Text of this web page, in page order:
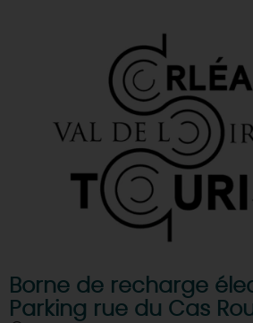
Borne de recharge
Parking rue du Cas